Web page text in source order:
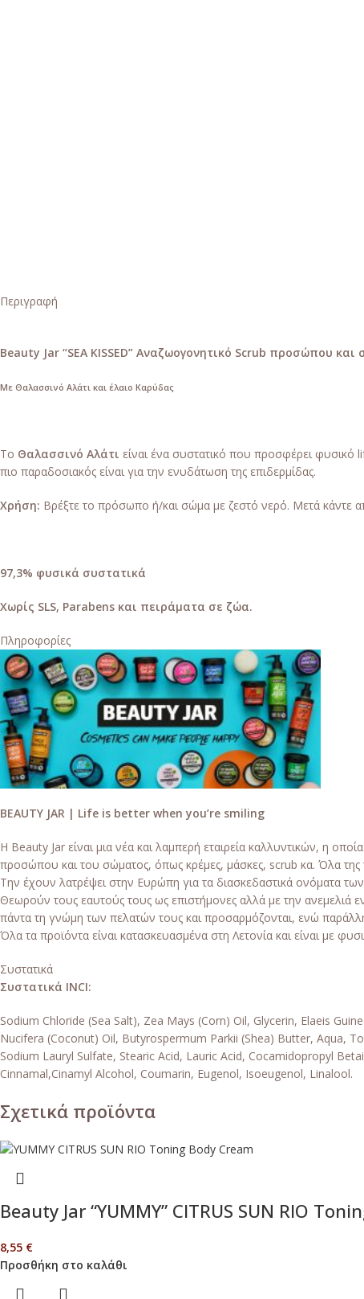
Περιγραφή
Beauty Jar “SEA KISSED” Αναζωογονητικό Scrub προσώπου και
Με Θαλασσινό Αλάτι και έλαιο Καρύδας
Το Θαλασσινό Αλάτι είναι ένα συστατικό που προσφέρει φυσικό
πιο παραδοσιακός είναι για την ενυδάτωση της επιδερμίδας.
Χρήση: Βρέξτε το πρόσωπο ή/και σώμα με ζεστό νερό. Μετά κάντε
97,3% φυσικά συστατικά
Χωρίς SLS, Parabens και πειράματα σε ζώα.
Πληροφορίες
BEAUTY JAR | Life is better when you’re smiling
Η Beauty Jar είναι μια νέα και λαμπερή εταιρεία καλλυντικών, η
προσώπου και του σώματος, όπως κρέμες, μάσκες, scrub κα. Όλα της
Την έχουν λατρέψει στην Ευρώπη για τα διασκεδαστικά ονόματα
Θεωρούν τους εαυτούς τους ως επιστήμονες αλλά με την ανεμελιά
πάντα τη γνώμη των πελατών τους και προσαρμόζονται, ενώ
Όλα τα προϊόντα είναι κατασκευασμένα στη Λετονία και είναι με
Συστατικά
Συστατικά INCI:
Sodium Chloride (Sea Salt), Zea Mays (Corn) Oil, Glycerin, Elaeis
Nucifera (Coconut) Oil, Butyrospermum Parkii (Shea) Butter, Aqua,
Sodium Lauryl Sulfate, Stearic Acid, Lauric Acid, Cocamidopropyl
Cinnamal,Cinamyl Alcohol, Coumarin, Eugenol, Isoeugenol, Linalool.
Σχετικά προϊόντα
Beauty Jar “YUMMY” CITRUS SUN RIO
8,55 €
Προσθήκη στο καλάθι